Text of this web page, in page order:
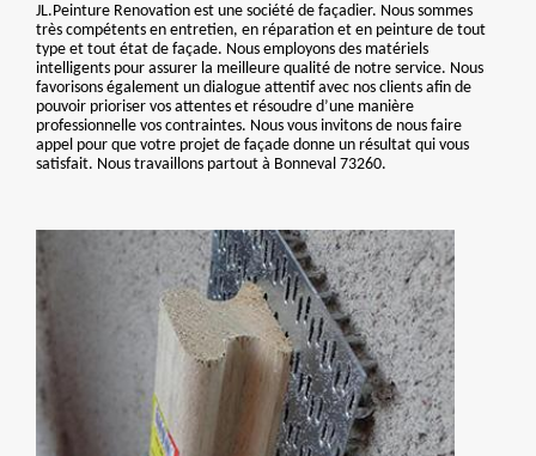
JL.Peinture Renovation est une société de façadier. Nous sommes
très compétents en entretien, en réparation et en peinture de tout
type et tout état de façade. Nous employons des matériels
intelligents pour assurer la meilleure qualité de notre service. Nous
favorisons également un dialogue attentif avec nos clients afin de
pouvoir prioriser vos attentes et résoudre d’une manière
professionnelle vos contraintes. Nous vous invitons de nous faire
appel pour que votre projet de façade donne un résultat qui vous
satisfait. Nous travaillons partout à Bonneval 73260.